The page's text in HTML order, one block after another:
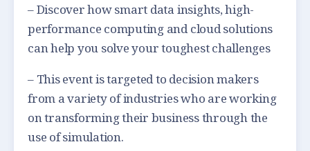
– Discover how smart data insights, high-
performance computing and cloud solutions
can help you solve your toughest challenges
– This event is targeted to decision makers
from a variety of industries who are working
on transforming their business through the
use of simulation.